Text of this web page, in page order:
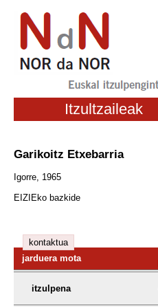
Itzultzaileak
Garikoitz Etxebarria
Igorre, 1965
EIZIEko bazkide
kontaktua
jarduera mota
itzulpena